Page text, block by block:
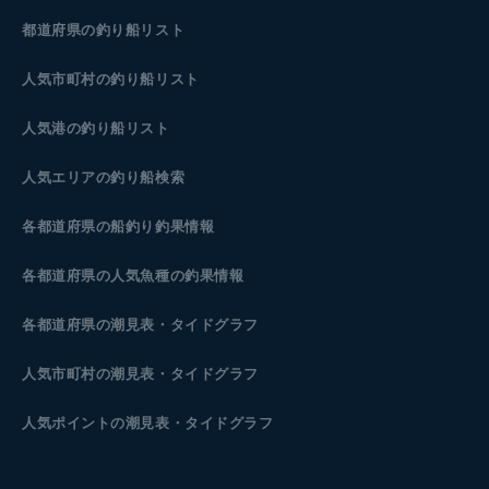
都道府県の釣り船リスト
人気市町村の釣り船リスト
人気港の釣り船リスト
人気エリアの釣り船検索
各都道府県の船釣り釣果情報
各都道府県の人気魚種の釣果情報
各都道府県の潮見表 ・タイドグラフ
人気市町村の潮見表・タイドグラフ
人気ポイントの潮見表・タイドグラフ